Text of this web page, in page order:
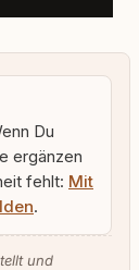
Du
ergänzen
fehlt: Mit
.
und